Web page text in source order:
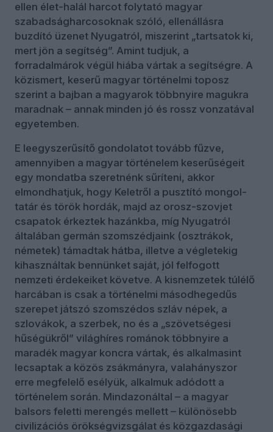
ellen élet-halál harcot folytató magyar
szabadságharcosoknak szóló, ellenállásra
buzdító üzenet Nyugatról, miszerint „tartsatok ki,
mert jön a segítség”. Amint tudjuk, a
forradalmárok végül hiába vártak a segítségre. A
közismert, keserű magyar történelmi toposz
szerint a bajban a magyarok többnyire magukra
maradnak – annak minden jó és rossz vonzatával
egyetemben.
E leegyszerűsítő gondolatot tovább fűzve,
amennyiben a magyar történelem keserűségeit
egy mondatba szeretnénk sűríteni, akkor
elmondhatjuk, hogy Keletről a pusztító mongol-
tatár és török hordák, majd az orosz-szovjet
csapatok érkeztek hazánkba, míg Nyugatról
általában germán szomszédjaink (osztrákok,
németek) támadtak hátba, illetve a végletekig
kihasználtak bennünket saját, jól felfogott
nemzeti érdekeiket követve. A kisnemzetek túlélő
harcában is csak a történelmi másodhegedűs
szerepet játszó szomszédos szláv népek, a
szlovákok, a szerbek, no és a „szövetségesi
hűségükről” világhíres románok többnyire a
maradék magyar koncra vártak, és alkalmasint
lecsaptak a közös zsákmányra, valahányszor
erre megfelelő esélyük, alkalmuk adódott a
történelem során. Mindazonáltal – a magyar
balsors feletti merengés mellett – különösebb
civilizációs örökségvizsgálat és közgazdasági